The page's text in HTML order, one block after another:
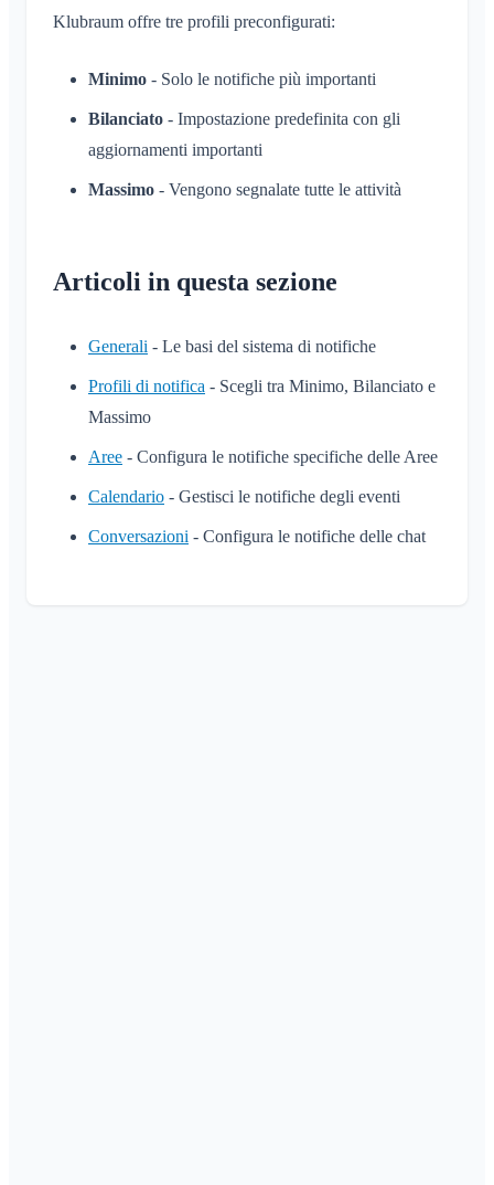
Klubraum offre tre profili preconfigurati:
Minimo - Solo le notifiche più importanti
Bilanciato - Impostazione predefinita con gli
aggiornamenti importanti
Massimo - Vengono segnalate tutte le attività
Articoli in questa sezione
Generali - Le basi del sistema di notifiche
Profili di notifica - Scegli tra Minimo, Bilanciato e
Massimo
Aree - Configura le notifiche specifiche delle Aree
Calendario - Gestisci le notifiche degli eventi
Conversazioni - Configura le notifiche delle chat